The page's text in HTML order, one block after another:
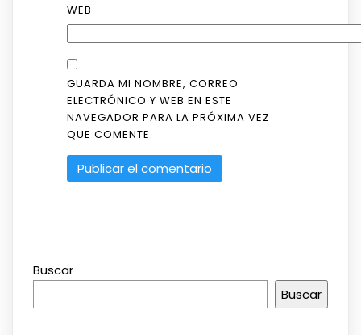
WEB
GUARDA MI NOMBRE, CORREO
ELECTRÓNICO Y WEB EN ESTE
NAVEGADOR PARA LA PRÓXIMA VEZ
QUE COMENTE.
Buscar
Buscar